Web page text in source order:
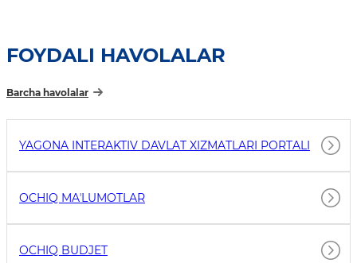
FOYDALI HAVOLALAR
Barcha havolalar
YAGONA INTERAKTIV DAVLAT XIZMATLARI PORTALI
OCHIQ MAʼLUMOTLAR
OCHIQ BUDJET